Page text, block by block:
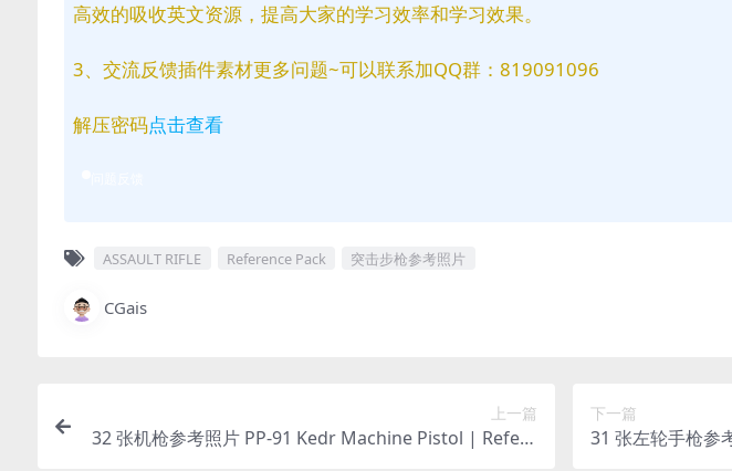
高效的吸收英文资源，提高大家的学习效率和学习效果。
3、交流反馈插件素材更多问题~可以联系加QQ群：819091096
解压密码点击查看
ASSAULT RIFLE Reference Pack 突击步枪参考照片
CGais
上一篇
32 张机枪参考照片 PP-91 Kedr Machine Pistol | Refere
下一篇
31 张左轮手枪参